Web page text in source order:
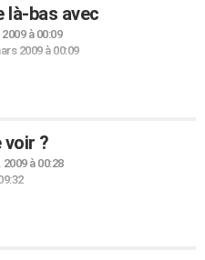
là-bas avec
à 00:09
2009 à 00:09
voir ?
à 00:28